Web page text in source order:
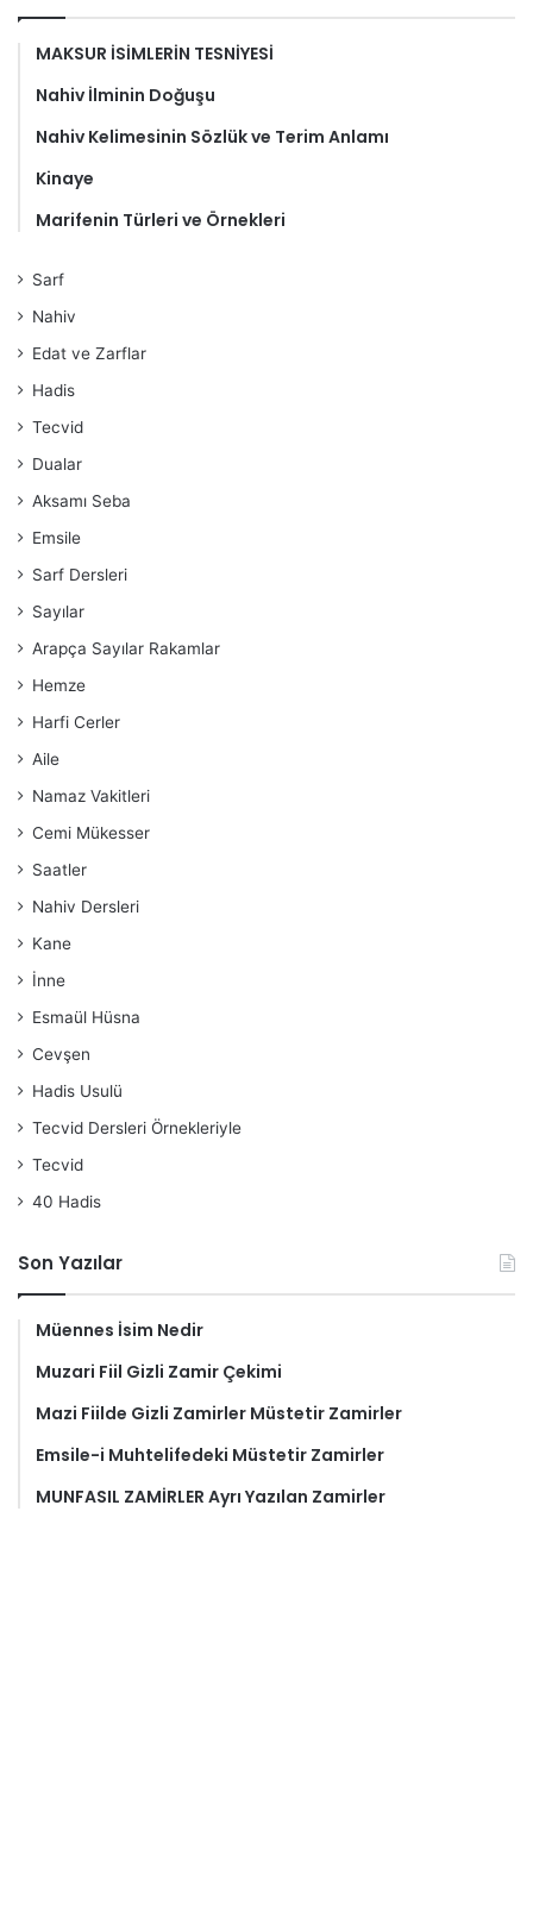
MAKSUR İSİMLERİN TESNİYESİ
Nahiv İlminin Doğuşu
Nahiv Kelimesinin Sözlük ve Terim Anlamı
Kinaye
Marifenin Türleri ve Örnekleri
Sarf
Nahiv
Edat ve Zarflar
Hadis
Tecvid
Dualar
Aksamı Seba
Emsile
Sarf Dersleri
Sayılar
Arapça Sayılar Rakamlar
Hemze
Harfi Cerler
Aile
Namaz Vakitleri
Cemi Mükesser
Saatler
Nahiv Dersleri
Kane
İnne
Esmaül Hüsna
Cevşen
Hadis Usulü
Tecvid Dersleri Örnekleriyle
Tecvid
40 Hadis
Son Yazılar
Müennes İsim Nedir
Muzari Fiil Gizli Zamir Çekimi
Mazi Fiilde Gizli Zamirler Müstetir Zamirler
Emsile-i Muhtelifedeki Müstetir Zamirler
MUNFASIL ZAMİRLER Ayrı Yazılan Zamirler